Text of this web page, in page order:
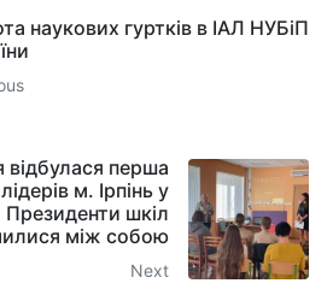
наукових гуртків в ІАЛ НУБіП
відбулася перша
м. Ірпінь у
шкіл
між собою
Next